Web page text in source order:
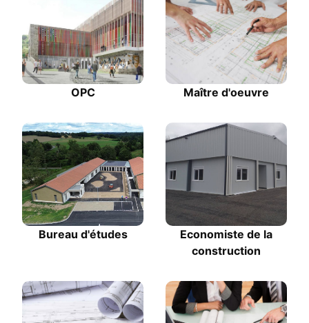
OPC Maître d'oeuvre
Bureau d'études
Economiste de la
construction